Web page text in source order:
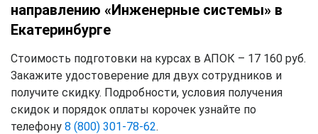
направлению «Инженерные системы» в
Екатеринбурге
Стоимость подготовки на курсах в АПОК – 17 160 руб.
Закажите удостоверение для двух сотрудников и
получите скидку. Подробности, условия получения
скидок и порядок оплаты корочек узнайте по
телефону 8 (800) 301-78-62.